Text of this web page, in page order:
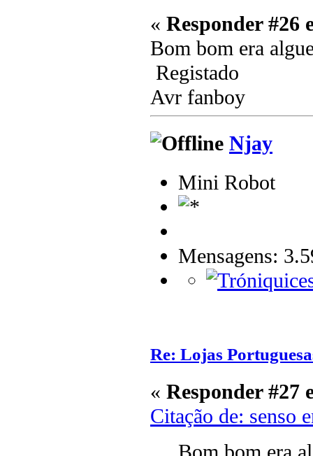
« Responder #26
Bom bom era
Registado
Avr fanboy
Njay
Mini Robot
Mensagens:
Re: Lojas
« Responder #27
Citação de: senso